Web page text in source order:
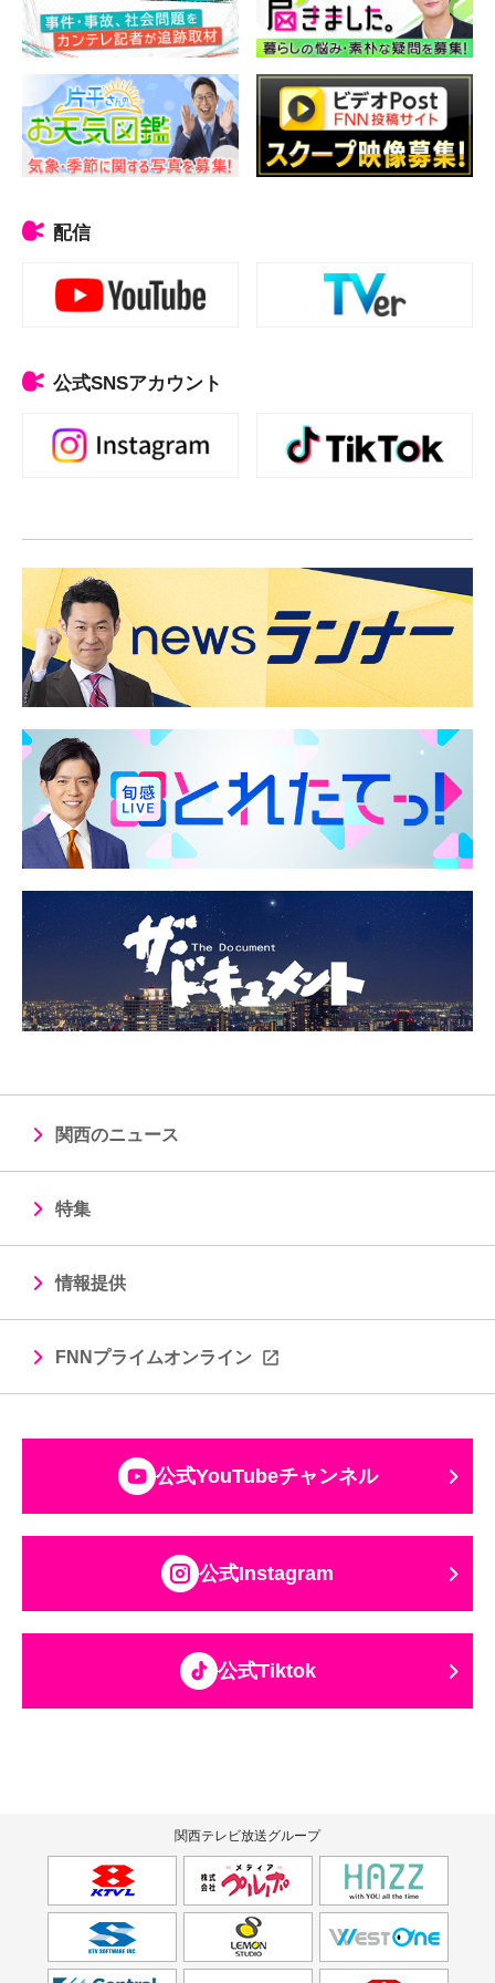
配信
公式SNSアカウント
関西のニュース
特集
情報提供
FNNプライムオンライン
公式YouTubeチャンネル
公式Instagram
公式Tiktok
関西テレビ放送グループ